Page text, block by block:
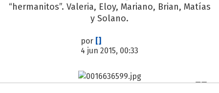
“hermanitos”. Valeria, Eloy, Mariano, Brian, Matías
y Solano.
por []
4 jun 2015, 00:33